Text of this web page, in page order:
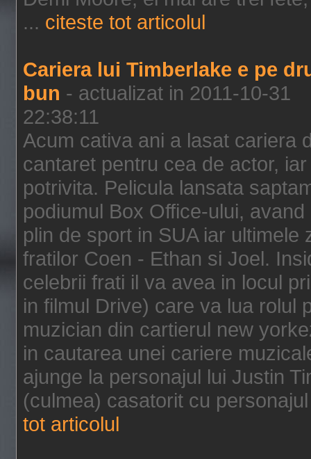
... citeste tot articolul
Cariera lui Timberlake e pe
bun - actualizat in 2011-10-31
22:38:11
Acum cativa ani a lasat cariera
cantaret pentru cea de actor,
potrivita. Pelicula lansata
podiumul Box Office-ului,
plin de sport in SUA iar
fratilor Coen - Ethan si Joel.
celebrii frati il va avea in locul
in filmul Drive) care va lua rolul
muzician din cartierul new
in cautarea unei cariere
ajunge la personajul lui Justin
(culmea) casatorit cu
tot articolul